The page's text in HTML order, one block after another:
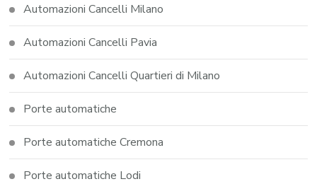
Automazioni Cancelli Milano
Automazioni Cancelli Pavia
Automazioni Cancelli Quartieri di Milano
Porte automatiche
Porte automatiche Cremona
Porte automatiche Lodi